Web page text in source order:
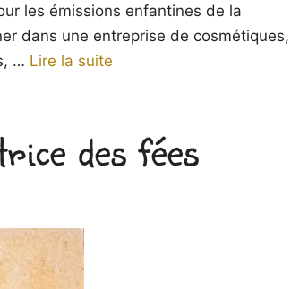
les émissions enfantines de la
dans une entreprise de cosmétiques,
… Lire la suite
des fées